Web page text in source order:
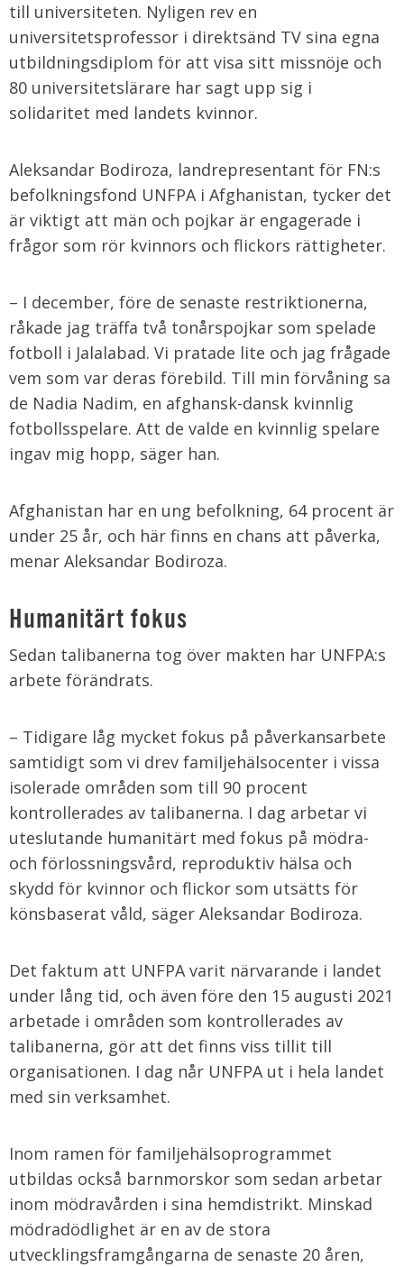
till universiteten. Nyligen rev en
universitetsprofessor i direktsänd TV sina egna
utbildningsdiplom för att visa sitt missnöje och
80 universitetslärare har sagt upp sig i
solidaritet med landets kvinnor.
Aleksandar Bodiroza, landrepresentant för FN:s
befolkningsfond UNFPA i Afghanistan, tycker det
är viktigt att män och pojkar är engagerade i
frågor som rör kvinnors och flickors rättigheter.
– I december, före de senaste restriktionerna,
råkade jag träffa två tonårspojkar som spelade
fotboll i Jalalabad. Vi pratade lite och jag frågade
vem som var deras förebild. Till min förvåning sa
de Nadia Nadim, en afghansk-dansk kvinnlig
fotbollsspelare. Att de valde en kvinnlig spelare
ingav mig hopp, säger han.
Afghanistan har en ung befolkning, 64 procent är
under 25 år, och här finns en chans att påverka,
menar Aleksandar Bodiroza.
Humanitärt fokus
Sedan talibanerna tog över makten har UNFPA:s
arbete förändrats.
– Tidigare låg mycket fokus på påverkansarbete
samtidigt som vi drev familjehälsocenter i vissa
isolerade områden som till 90 procent
kontrollerades av talibanerna. I dag arbetar vi
uteslutande humanitärt med fokus på mödra-
och förlossningsvård, reproduktiv hälsa och
skydd för kvinnor och flickor som utsätts för
könsbaserat våld, säger Aleksandar Bodiroza.
Det faktum att UNFPA varit närvarande i landet
under lång tid, och även före den 15 augusti 2021
arbetade i områden som kontrollerades av
talibanerna, gör att det finns viss tillit till
organisationen. I dag når UNFPA ut i hela landet
med sin verksamhet.
Inom ramen för familjehälsoprogrammet
utbildas också barnmorskor som sedan arbetar
inom mödravården i sina hemdistrikt. Minskad
mödradödlighet är en av de stora
utvecklingsframgångarna de senaste 20 åren,